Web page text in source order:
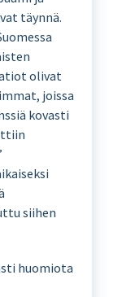
täynnä.
olivat
joissa
kovasti
siihen
huomiota